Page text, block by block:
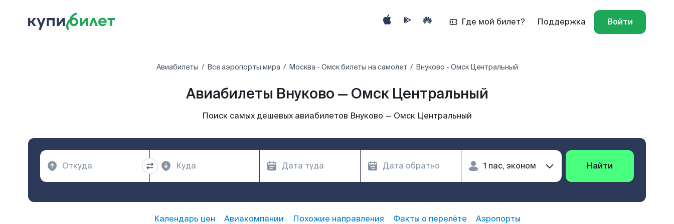
Где мой билет? Поддержка Войти
Авиабилеты Все аэропорты мира Москва - Омск билеты на самолет Внуково - Омск Центральный
Авиабилеты Внуково — Омск Центральный
Поиск самых дешевых авиабилетов Внуково — Омск Центральный
Найти
Календарь цен Авиакомпании Похожие направления Факты о перелёте Аэропорты